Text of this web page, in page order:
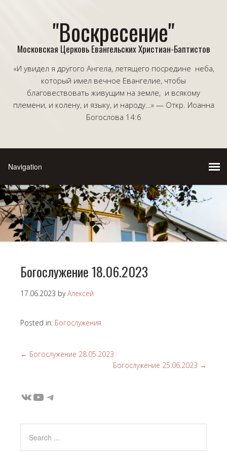
"Воскресение"
Московская Церковь Евангельских Христиан-Баптистов
«И увидел я другого Ангела, летящего посредине неба,
который имел вечное Евангелие, чтобы
благовествовать живущим на земле, и всякому
племени, и колену, и языку, и народу…» — Откр. Иоанна
Богослова 14:6
Богослужение 18.06.2023
17.06.2023 byАлексей
Posted in: Богослужения
← Богослужение 28.05.2023
Богослужение 25.06.2023 →